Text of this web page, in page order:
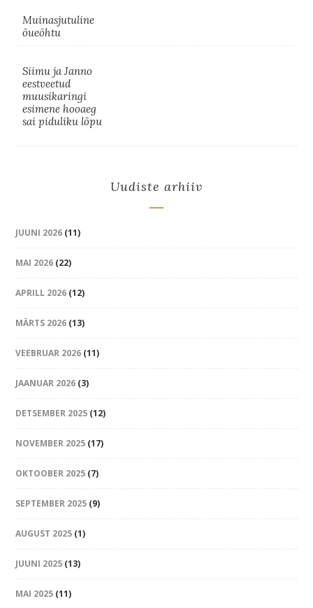
Muinasjutuline
õueõhtu
Siimu ja Janno
eestveetud
muusikaringi
esimene hooaeg
sai piduliku lõpu
Uudiste arhiiv
JUUNI 2026 (11)
MAI 2026 (22)
APRILL 2026 (12)
MÄRTS 2026 (13)
VEEBRUAR 2026 (11)
JAANUAR 2026 (3)
DETSEMBER 2025 (12)
NOVEMBER 2025 (17)
OKTOOBER 2025 (7)
SEPTEMBER 2025 (9)
AUGUST 2025 (1)
JUUNI 2025 (13)
MAI 2025 (11)